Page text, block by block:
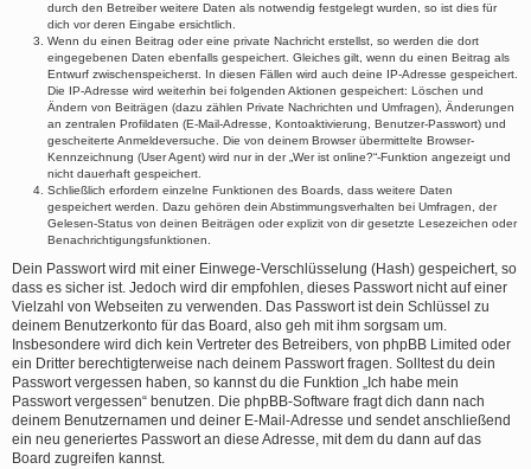
durch den Betreiber weitere Daten als notwendig festgelegt wurden, so ist dies für
dich vor deren Eingabe ersichtlich.
Wenn du einen Beitrag oder eine private Nachricht erstellst, so werden die dort
eingegebenen Daten ebenfalls gespeichert. Gleiches gilt, wenn du einen Beitrag als
Entwurf zwischenspeicherst. In diesen Fällen wird auch deine IP-Adresse gespeichert.
Die IP-Adresse wird weiterhin bei folgenden Aktionen gespeichert: Löschen und
Ändern von Beiträgen (dazu zählen Private Nachrichten und Umfragen), Änderungen
an zentralen Profildaten (E-Mail-Adresse, Kontoaktivierung, Benutzer-Passwort) und
gescheiterte Anmeldeversuche. Die von deinem Browser übermittelte Browser-
Kennzeichnung (User Agent) wird nur in der „Wer ist online?“-Funktion angezeigt und
nicht dauerhaft gespeichert.
Schließlich erfordern einzelne Funktionen des Boards, dass weitere Daten
gespeichert werden. Dazu gehören dein Abstimmungsverhalten bei Umfragen, der
Gelesen-Status von deinen Beiträgen oder explizit von dir gesetzte Lesezeichen oder
Benachrichtigungsfunktionen.
Dein Passwort wird mit einer Einwege-Verschlüsselung (Hash) gespeichert, so
dass es sicher ist. Jedoch wird dir empfohlen, dieses Passwort nicht auf einer
Vielzahl von Webseiten zu verwenden. Das Passwort ist dein Schlüssel zu
deinem Benutzerkonto für das Board, also geh mit ihm sorgsam um.
Insbesondere wird dich kein Vertreter des Betreibers, von phpBB Limited oder
ein Dritter berechtigterweise nach deinem Passwort fragen. Solltest du dein
Passwort vergessen haben, so kannst du die Funktion „Ich habe mein
Passwort vergessen“ benutzen. Die phpBB-Software fragt dich dann nach
deinem Benutzernamen und deiner E-Mail-Adresse und sendet anschließend
ein neu generiertes Passwort an diese Adresse, mit dem du dann auf das
Board zugreifen kannst.